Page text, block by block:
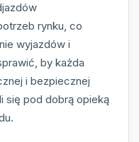
rynku, co
wyjazdów i
by każda
i bezpiecznej
się pod dobrą opieką